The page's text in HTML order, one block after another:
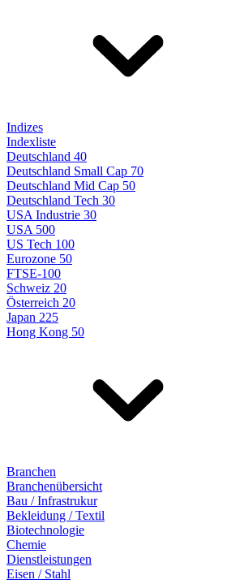
Indizes
Indexliste
Deutschland 40
Deutschland Small Cap 70
Deutschland Mid Cap 50
Deutschland Tech 30
USA Industrie 30
USA 500
US Tech 100
Eurozone 50
FTSE-100
Schweiz 20
Österreich 20
Japan 225
Hong Kong 50
Branchen
Branchenübersicht
Bau / Infrastrukur
Bekleidung / Textil
Biotechnologie
Chemie
Dienstleistungen
Eisen / Stahl